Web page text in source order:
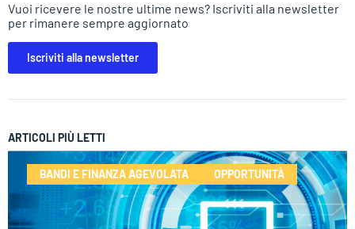
Vuoi ricevere le nostre ultime news? Iscriviti alla newsletter
per rimanere sempre aggiornato
Iscriviti alla newsletter
ARTICOLI PIÙ LETTI
BANDI E FINANZA AGEVOLATA OPPORTUNITÀ